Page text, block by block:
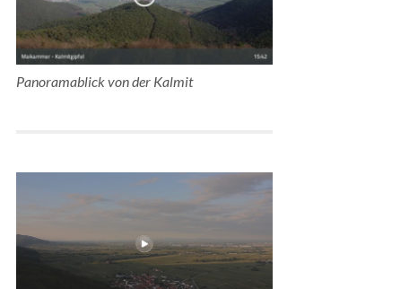
Panoramablick von der Kalmit